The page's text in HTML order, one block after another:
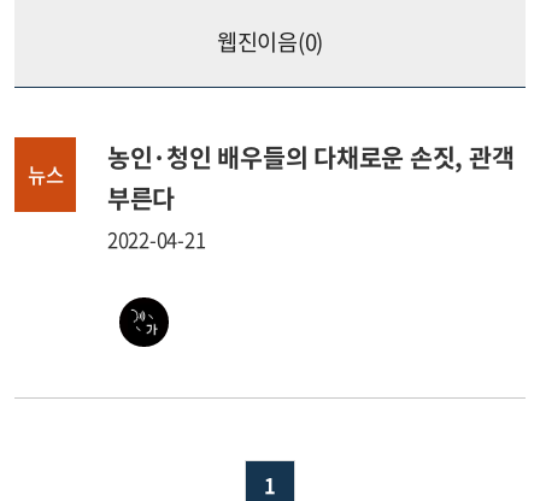
웹진이음(0)
뉴스
농인·청인 배우들의 다채로운 손짓, 관객
부른다
2022-04-21
1